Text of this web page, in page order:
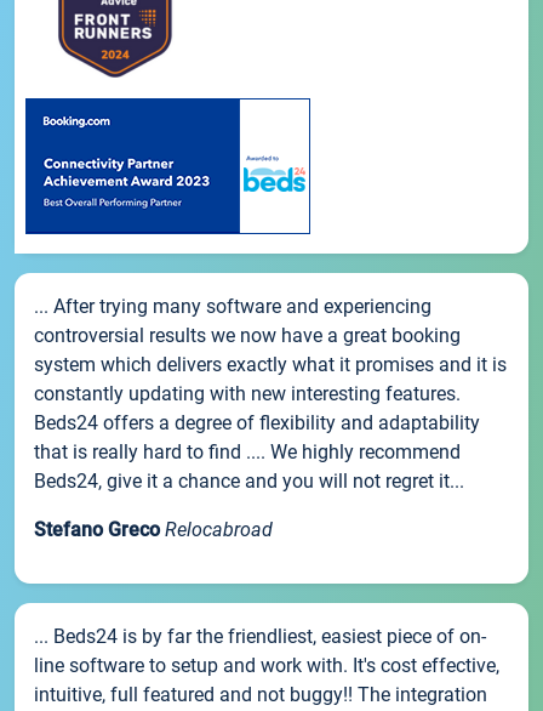
... After trying many software and experiencing
controversial results we now have a great booking
system which delivers exactly what it promises and it is
constantly updating with new interesting features.
Beds24 offers a degree of flexibility and adaptability
that is really hard to find .... We highly recommend
Beds24, give it a chance and you will not regret it...
Stefano Greco Relocabroad
... Beds24 is by far the friendliest, easiest piece of on-
line software to setup and work with. It's cost effective,
intuitive, full featured and not buggy!! The integration